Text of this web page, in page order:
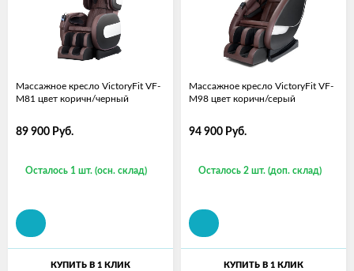
Массажное кресло VictoryFit VF-
M81 цвет коричн/черный
89 900 Руб.
Осталось 1 шт. (осн. склад)
КУПИТЬ В 1 КЛИК
Массажное кресло VictoryFit VF-
M98 цвет коричн/серый
94 900 Руб.
Осталось 2 шт. (доп. склад)
КУПИТЬ В 1 КЛИК